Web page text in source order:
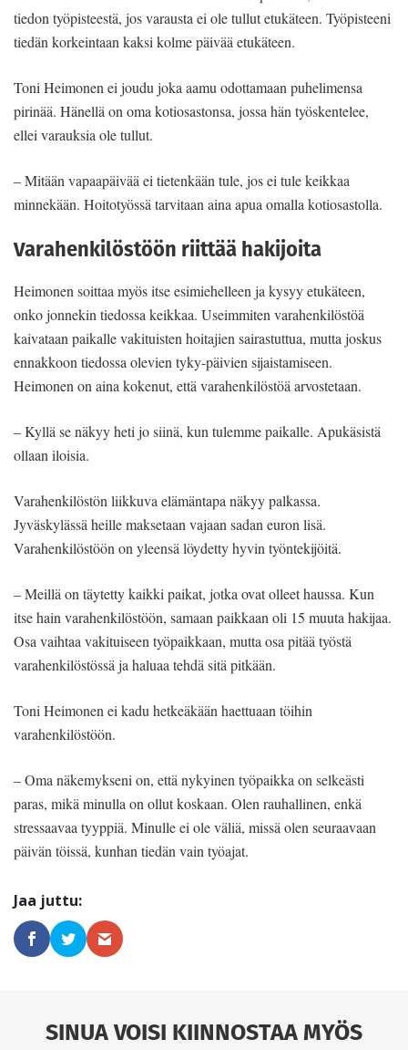
tiedon työpisteestä, jos varausta ei ole tullut etukäteen. Työpisteeni
tiedän korkeintaan kaksi kolme päivää etukäteen.
Toni Heimonen ei joudu joka aamu odottamaan puhelimensa
pirinää. Hänellä on oma kotiosastonsa, jossa hän työskentelee,
ellei varauksia ole tullut.
– Mitään vapaapäivää ei tietenkään tule, jos ei tule keikkaa
minnekään. Hoitotyössä tarvitaan aina apua omalla kotiosastolla.
Varahenkilöstöön riittää hakijoita
Heimonen soittaa myös itse esimiehelleen ja kysyy etukäteen,
onko jonnekin tiedossa keikkaa. Useimmiten varahenkilöstöä
kaivataan paikalle vakituisten hoitajien sairastuttua, mutta joskus
ennakkoon tiedossa olevien tyky-päivien sijaistamiseen.
Heimonen on aina kokenut, että varahenkilöstöä arvostetaan.
– Kyllä se näkyy heti jo siinä, kun tulemme paikalle. Apukäsistä
ollaan iloisia.
Varahenkilöstön liikkuva elämäntapa näkyy palkassa.
Jyväskylässä heille maksetaan vajaan sadan euron lisä.
Varahenkilöstöön on yleensä löydetty hyvin työntekijöitä.
– Meillä on täytetty kaikki paikat, jotka ovat olleet haussa. Kun
itse hain varahenkilöstöön, samaan paikkaan oli 15 muuta hakijaa.
Osa vaihtaa vakituiseen työpaikkaan, mutta osa pitää työstä
varahenkilöstössä ja haluaa tehdä sitä pitkään.
Toni Heimonen ei kadu hetkeäkään haettuaan töihin
varahenkilöstöön.
– Oma näkemykseni on, että nykyinen työpaikka on selkeästi
paras, mikä minulla on ollut koskaan. Olen rauhallinen, enkä
stressaavaa tyyppiä. Minulle ei ole väliä, missä olen seuraavaan
päivän töissä, kunhan tiedän vain työajat.
SINUA VOISI KIINNOSTAA MYÖS